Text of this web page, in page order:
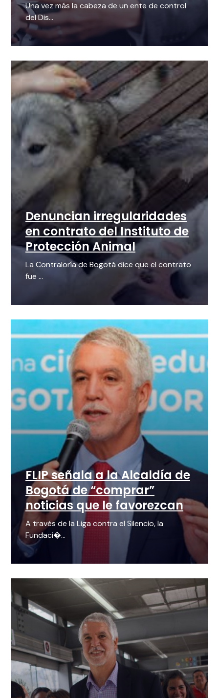
Una vez más la cabeza de un ente de control
del Dis...
Denuncian irregularidades
en contrato del Instituto de
Protección Animal
La Contraloría de Bogotá dice que el contrato
fue ...
FLIP señala a la Alcaldía de
Bogotá de “comprar”
noticias que le favorezcan
A través de la Liga contra el Silencio, la
Fundaci�...